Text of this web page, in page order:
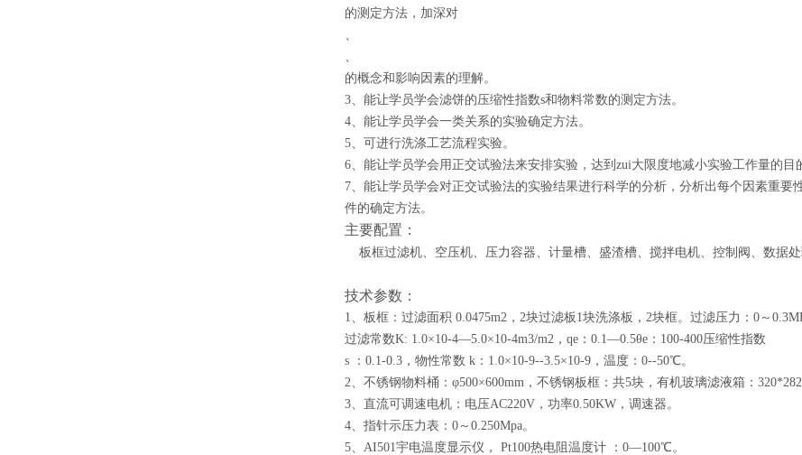
的测定方法，加深对
、
、
的概念和影响因素的理解。
3、能让学员学会滤饼的压缩性指数s和物料常数的测定方法。
4、能让学员学会一类关系的实验确定方法。
5、可进行洗涤工艺流程实验。
6、能让学员学会用正交试验法来安排实验，达到zui大限度地减小实验工作量的目
7、能让学员学会对正交试验法的实验结果进行科学的分析，分析出每个因素重
件的确定方法。
主要配置：
板框过滤机、空压机、压力容器、计量槽、盛渣槽、搅拌电机、控制阀、 数据处
技术参数：
1、板框：过滤面积 0.0475m2，2块过滤板1块洗涤板，2块框。过滤压力：0～
过滤常数K: 1.0×10-4—5.0×10-4m3/m2，qe：0.1—0.5θe：100-400压缩性指数
s ：0.1-0.3，物性常数 k：1.0×10-9--3.5×10-9，温度：0--50℃。
2、不锈钢物料桶：φ500×600mm，不锈钢板框：共5块，有机玻璃滤液箱：
3、直流可调速电机：电压AC220V，功率0.50KW，调速器。
4、指针示压力表：0～0.250Mpa。
5、AI501宇电温度显示仪， Pt100热电阻温度计 ：0—100℃。